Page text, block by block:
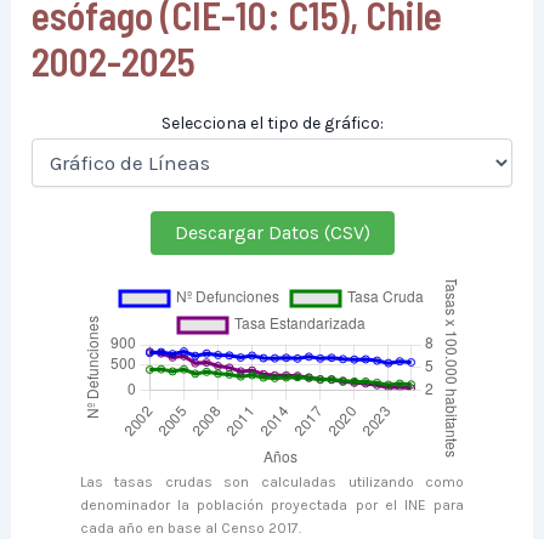
esófago (CIE-10: C15), Chile
2002-2025
Selecciona el tipo de gráfico:
Descargar Datos (CSV)
Las tasas crudas son calculadas utilizando como
denominador la población proyectada por el INE para
cada año en base al Censo 2017.